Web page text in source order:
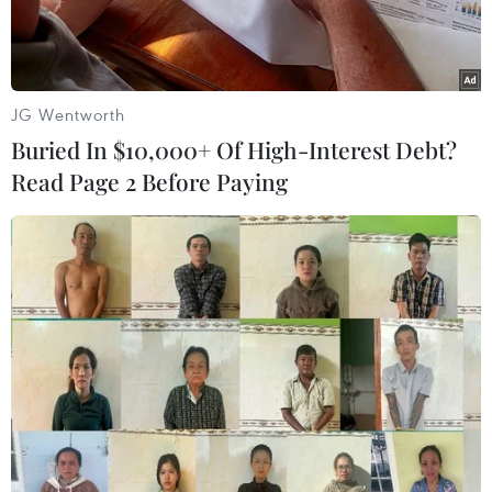
Video
JG Wentworth
Buried In $10,000+ Of High-Interest Debt?
Read Page 2 Before Paying